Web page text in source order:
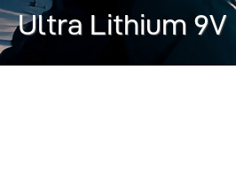
Ultra Lithium 9V